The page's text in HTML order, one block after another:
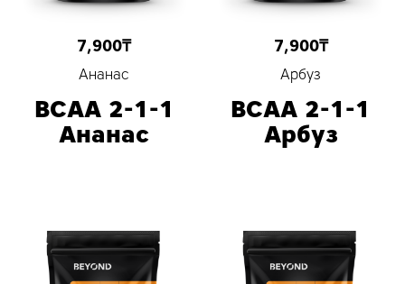
7,900₸
Ананас
BCAA 2-1-1
Ананас
7,900₸
Арбуз
BCAA 2-1-1
Арбуз